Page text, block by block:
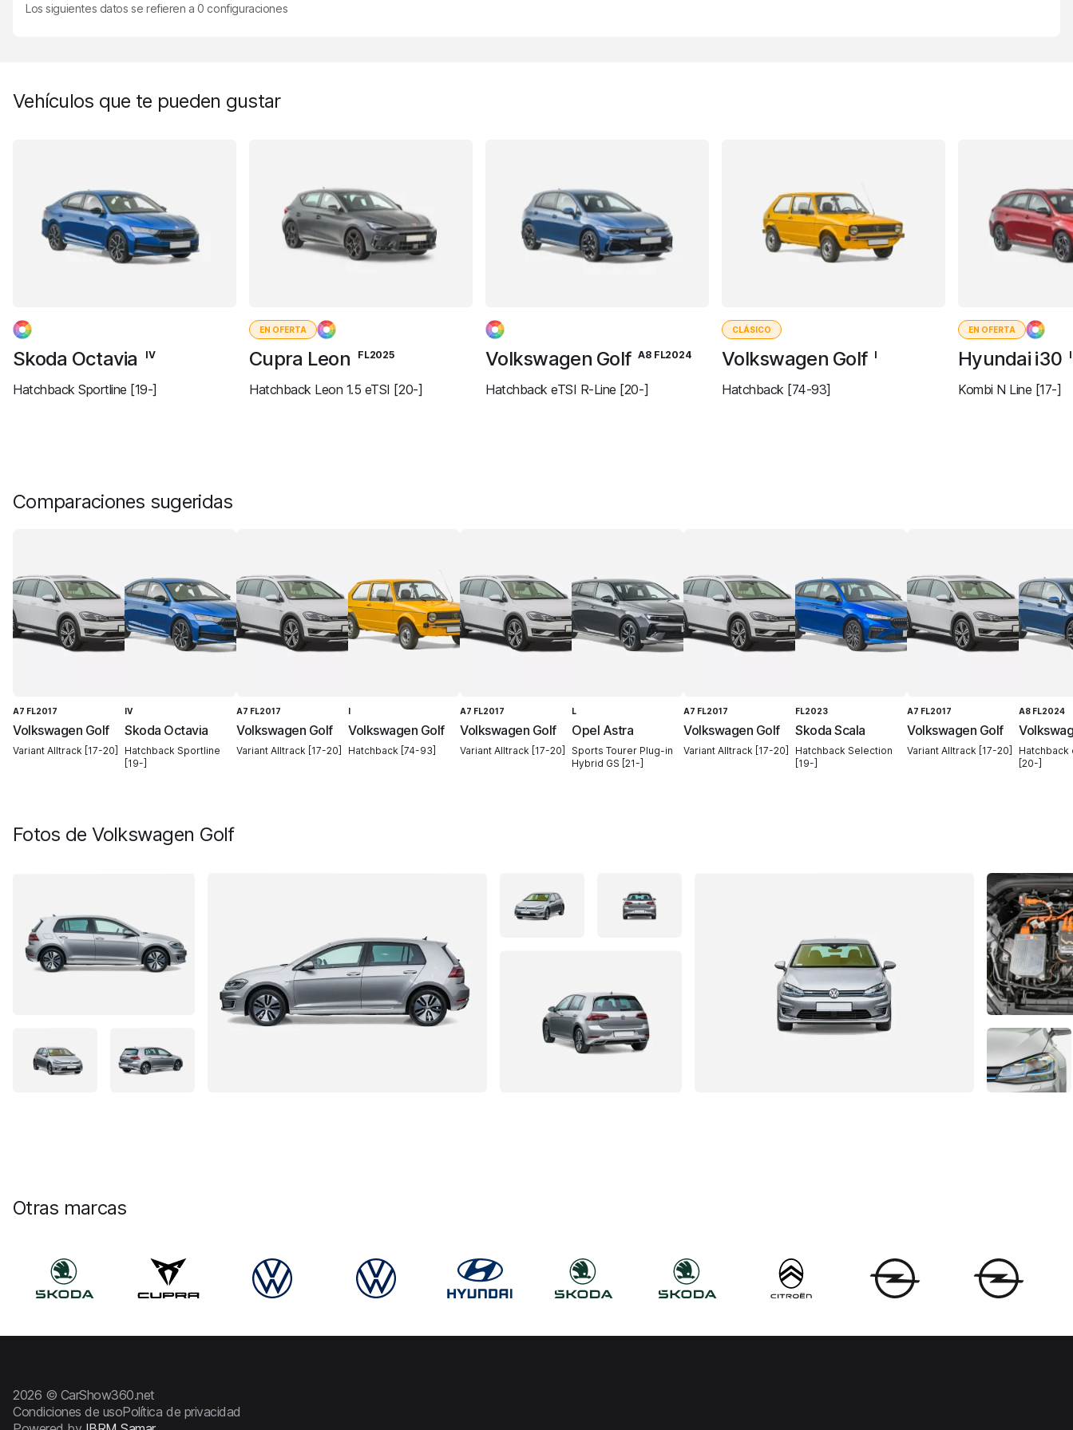
Los siguientes datos se refieren a0 configuraciones
Vehículos que te pueden gustar
Skoda Octavia IV
Hatchback Sportline [19-]
EN OFERTA
Cupra Leon FL2025
Hatchback Leon 1.5 eTSI [20-]
Volkswagen Golf A8 FL2024
Hatchback eTSI R-Line [20-]
CLÁSICO
Volkswagen Golf I
Hatchback [74-93]
EN OFERTA
Hyundai i30
Kombi N Line [17-]
Comparaciones sugeridas
A7 FL2017
Volkswagen Golf
Variant Alltrack [17-20]
IV
Skoda Octavia
Hatchback Sportline
[19-]
A7 FL2017
Volkswagen Golf
Variant Alltrack [17-20]
I
Volkswagen Golf
Hatchback [74-93]
A7 FL2017
Volkswagen Golf
Variant Alltrack [17-20]
L
Opel Astra
Sports Tourer Plug-in
Hybrid GS [21-]
A7 FL2017
Volkswagen Golf
Variant Alltrack [17-20]
FL2023
Skoda Scala
Hatchback Selection
[19-]
A7 FL2017
Volkswagen Golf
Variant Alltrack [17-20]
A8 FL2024
Hatchback
[20-]
Fotos de Volkswagen Golf
Otras marcas
2026 © CarShow360.net
Condiciones de usoPolítica de privacidad